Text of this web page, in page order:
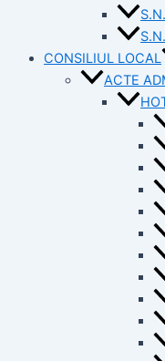
CONSILIUL LOCAL
ACTE